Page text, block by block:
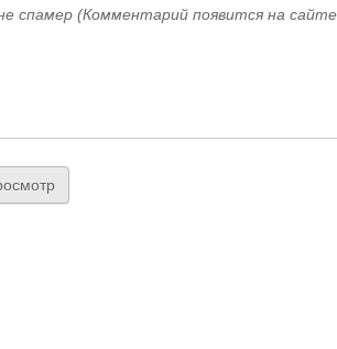
спамер (Комментарий появится на